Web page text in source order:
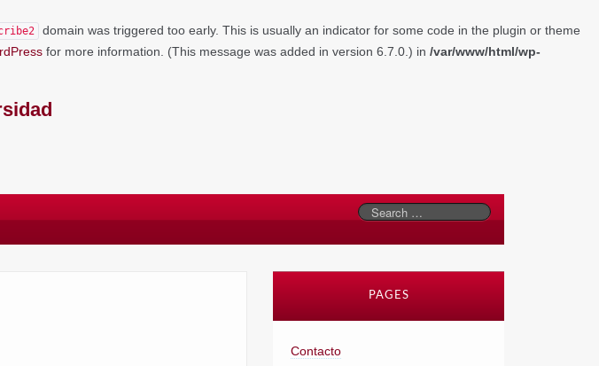
domain was triggered too early. This is usually an indicator for some code in the plugin or theme
for more information. (This message was added in version 6.7.0.) in /var/www/html/wp-
PAGES
Contacto